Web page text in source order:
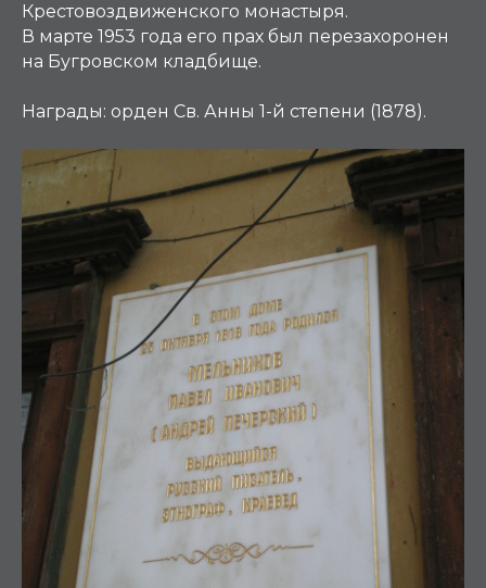
Крестовоздвиженского монастыря.
В марте 1953 года его прах был перезахоронен
на Бугровском кладбище.
Награды: орден Св. Анны 1-й степени (1878).